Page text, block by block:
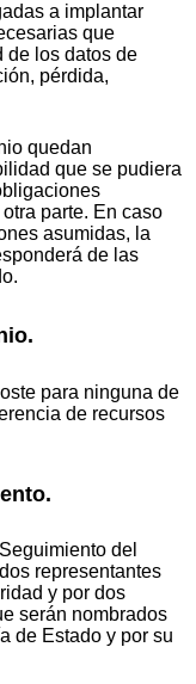
a implantar
que
de los datos de
pérdida,
quedan
que se pudiera
parte. En caso
asumidas, la
de las
para ninguna de
de recursos
del
representantes
y por dos
serán nombrados
de Estado y por su